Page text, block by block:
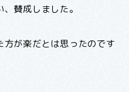
賛成しました。
が楽だとは思ったのです